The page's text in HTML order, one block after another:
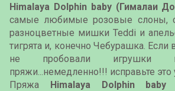
Himalaya Dolphin baby (Гималаи
самые любимые розовые слоны,
разноцветные мишки Teddi и
тигрята и, конечно Чебурашка.
не пробовали игрушки
пряжи...немедленно!!! исправьте это
Пряжа Himalaya Dolphin baby